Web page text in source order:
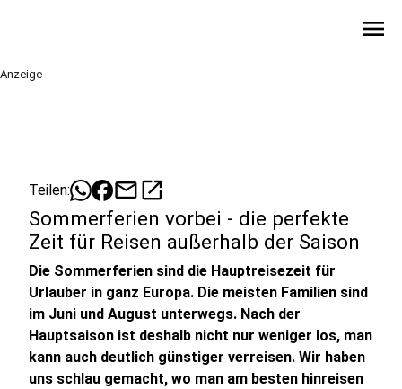
menu
Anzeige
Teilen: mailopen_in_new
Sommerferien vorbei - die perfekte
Zeit für Reisen außerhalb der Saison
Die Sommerferien sind die Hauptreisezeit für
Urlauber in ganz Europa. Die meisten Familien sind
im Juni und August unterwegs. Nach der
Hauptsaison ist deshalb nicht nur weniger los, man
kann auch deutlich günstiger verreisen. Wir haben
uns schlau gemacht, wo man am besten hinreisen